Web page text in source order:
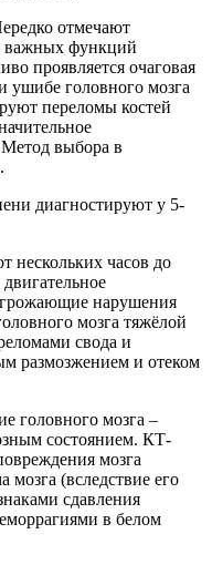
отмечают
важных функций
проявляется очаговая
ушибе головного мозга
переломы костей
Метод выбора в
диагностируют у 5-
нескольких часов до
нарушения
мозга тяжёлой
свода и
размозжением и отеком
головного мозга –
состоянием. КТ-
мозга
мозга (вследствие его
сдавления
в белом